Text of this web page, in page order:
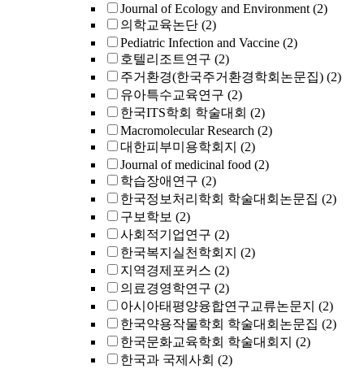
Journal of Ecology and Environment (2)
의학교육논단 (2)
Pediatric Infection and Vaccine (2)
호텔리조트연구 (2)
주거환경(한국주거환경학회논문집) (2)
유아특수교육연구 (2)
한국ITS학회 학술대회 (2)
Macromolecular Research (2)
대한피부미용학회지 (2)
Journal of medicinal food (2)
학습장애연구 (2)
한국정보처리학회 학술대회논문집 (2)
구보학보 (2)
사회적기업연구 (2)
한국복지실천학회지 (2)
지역경제포커스 (2)
의료경영학연구 (2)
아시아태평양융합연구교류논문지 (2)
한국약용작물학회 학술대회논문집 (2)
한국문화교육학회 학술대회지 (2)
한국과 국제사회 (2)